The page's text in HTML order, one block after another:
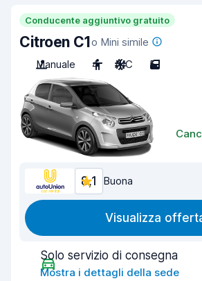
Conducente aggiuntivo gratuito
Citroen C1o Mini simile
Manuale
4 A/C 5
8,1 Buona
Visualizza
Solo servizio di consegna
Mostra i dettagli della sede